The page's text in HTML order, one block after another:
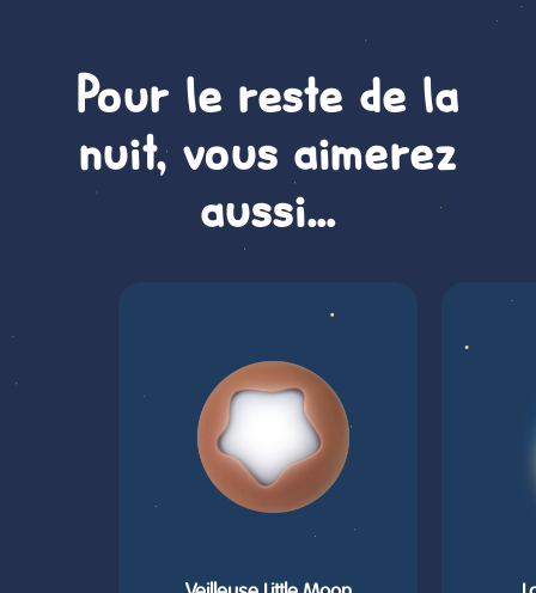
Pour le reste de la
nuit, vous aimerez
aussi…